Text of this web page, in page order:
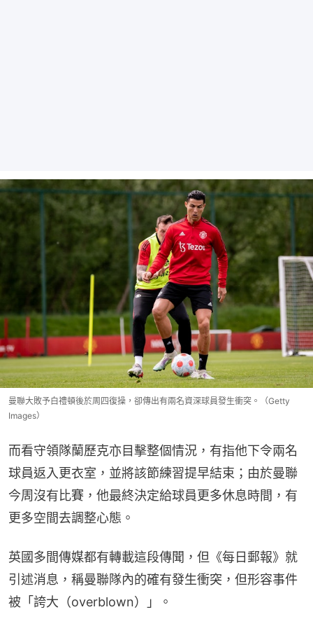
曼聯大敗予白禮頓後於周四復操，卻傳出有兩名資深球員發生衝突。（Getty
Images）
而看守領隊蘭歷克亦目擊整個情況，有指他下令兩名
球員返入更衣室，並將該節練習提早結束；由於曼聯
今周沒有比賽，他最終決定給球員更多休息時間，有
更多空間去調整心態。
英國多間傳媒都有轉載這段傳聞，但《每日郵報》就
引述消息，稱曼聯隊內的確有發生衝突，但形容事件
被「誇大（overblown）」。